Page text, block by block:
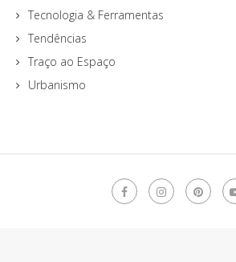
Tecnologia & Ferramentas
Tendências
Traço ao Espaço
Urbanismo